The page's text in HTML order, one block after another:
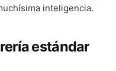
inteligencia.
estándar